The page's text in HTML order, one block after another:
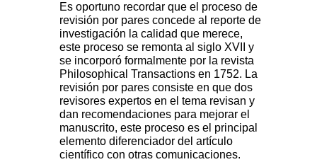
Es oportuno recordar que el proceso de
revisión por pares concede al reporte de
investigación la calidad que merece,
este proceso se remonta al siglo XVII y
se incorporó formalmente por la revista
Philosophical Transactions en 1752. La
revisión por pares consiste en que dos
revisores expertos en el tema revisan y
dan recomendaciones para mejorar el
manuscrito, este proceso es el principal
elemento diferenciador del artículo
científico con otras comunicaciones.